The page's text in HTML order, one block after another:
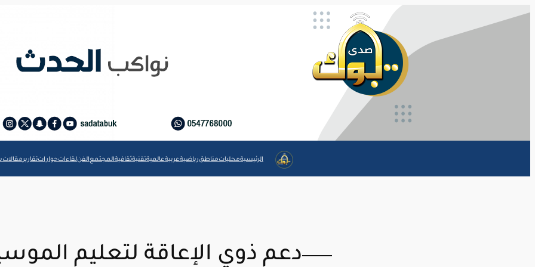
تخطى
الرئيسيةمحلياتمناطقرياضيةعربيةعالميةتقنيةثقافيةالمجتمعالفنلقاءاتحواراتتقاريرمقالات
دعم ذوي الإعاقة لتعليم